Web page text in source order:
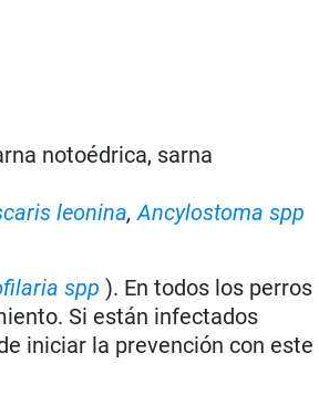
notoédrica, sarna
leonina,Ancylostoma spp
spp ). En todos los perros
Si están infectados
iniciar la prevención con este